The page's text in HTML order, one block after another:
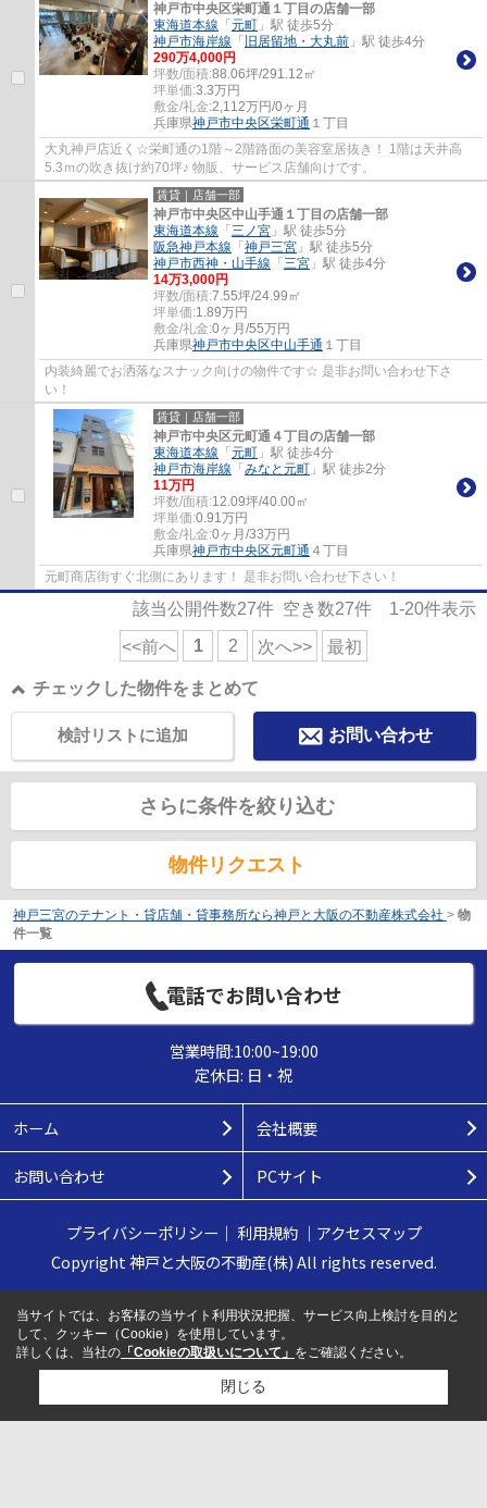
神戸市中央区栄町通１丁目の店舗一部
東海道本線 「 元町 」駅 徒歩5分
神戸市海岸線 「 旧居留地・大丸前 」駅 徒歩4分
290万4,000円
坪数/面積:88.06坪/291.12㎡
坪単価:3.3万円
敷金/礼金:2,112万円/0ヶ月
兵庫県神戸市中央区栄町通 １丁目
大丸神戸店近く☆栄町通の1階～2階路面の美容室居抜き！ 1階は天井高
5.3ｍの吹き抜け約70坪♪ 物販、サービス店舗向けです。
賃貸｜店舗一部
神戸市中央区中山手通１丁目の店舗一部
東海道本線 「 三ノ宮 」駅 徒歩5分
阪急神戸本線 「 神戸三宮 」駅 徒歩5分
神戸市西神・山手線 「 三宮 」駅 徒歩4分
14万3,000円
坪数/面積:7.55坪/24.99㎡
坪単価:1.89万円
敷金/礼金:0ヶ月/55万円
兵庫県神戸市中央区中山手通 １丁目
内装綺麗でお洒落なスナック向けの物件です☆ 是非お問い合わせ下さ
い！
賃貸｜店舗一部
神戸市中央区元町通４丁目の店舗一部
東海道本線 「 元町 」駅 徒歩4分
神戸市海岸線 「 みなと元町 」駅 徒歩2分
11万円
坪数/面積:12.09坪/40.00㎡
坪単価:0.91万円
敷金/礼金:0ヶ月/33万円
兵庫県神戸市中央区元町通 ４丁目
元町商店街すぐ北側にあります！ 是非お問い合わせ下さい！
該当公開件数27件 空き数27件 1-20件表示
<<前へ 1 2 次へ>> 最初
チェックした物件をまとめて
お問い合わせ
検討リストに追加
さらに条件を絞り込む
物件リクエスト
神戸三宮のテナント・貸店舗・貸事務所なら神戸と大阪の不動産株式会社 > 物
件一覧
電話でお問い合わせ
営業時間:10:00~19:00
定休日: 日・祝
ホーム 会社概要
お問い合わせ PCサイト
プライバシーポリシー ｜ 利用規約｜ アクセスマップ
Copyright 神戸と大阪の不動産(株) All rights reserved.
当サイトでは、お客様の当サイト利用状況把握、サービス向上検討を目的と
して、クッキー（Cookie）を使用しています。
詳しくは、当社の 「Cookieの取扱いについて」 をご確認ください。
閉じる